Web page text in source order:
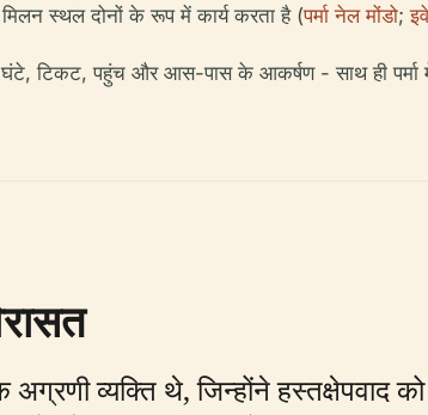
स्थल दोनों के रूप में कार्य करता है (पर्मा नेल मोंडो;
- घंटे, टिकट, पहुंच और आस-पास के आकर्षण - साथ ही पर्मा
अग्रणी व्यक्ति थे, जिन्होंने हस्तक्षेपवाद